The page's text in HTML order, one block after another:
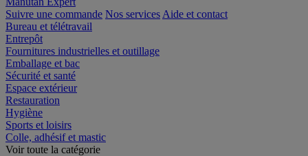
Suivre une commande Nos services Aide et contact
Bureau et télétravail
Entrepôt
Fournitures industrielles et outillage
Emballage et bac
Sécurité et santé
Espace extérieur
Restauration
Hygiène
Sports et loisirs
Colle, adhésif et mastic
Voir toute la catégorie